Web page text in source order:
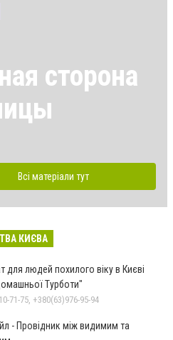
сторона
Всі матеріали тут
КИЄВА
для людей похилого віку в Києві
Турботи"
71-75, +380(63)976-95-94
- Провідник між видимим та